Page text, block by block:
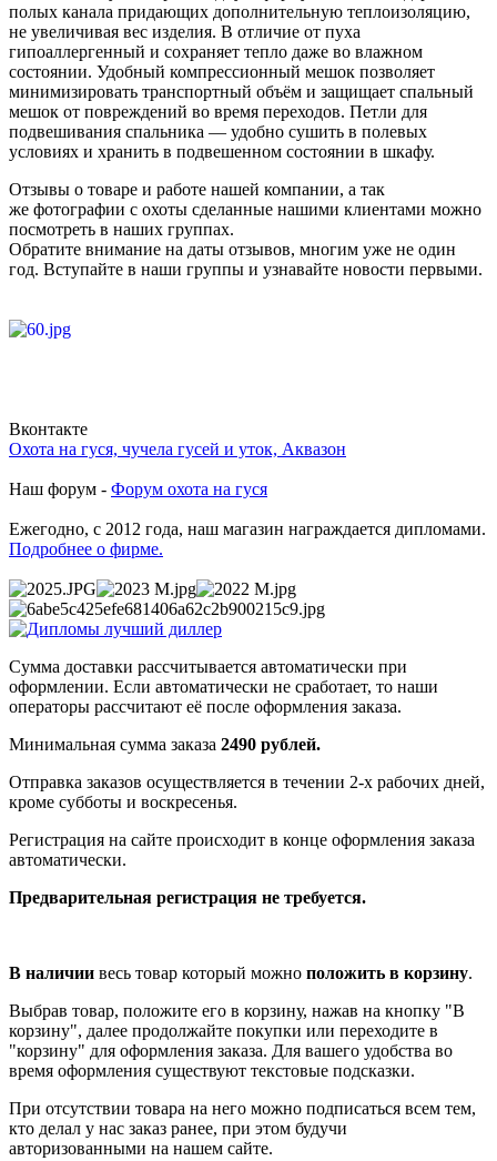
полых канала придающих дополнительную теплоизоляцию,
не увеличивая вес изделия. В отличие от пуха
гипоаллергенный и сохраняет тепло даже во влажном
состоянии. Удобный компрессионный мешок позволяет
минимизировать транспортный объём и защищает спальный
мешок от повреждений во время переходов. Петли для
подвешивания спальника — удобно сушить в полевых
условиях и хранить в подвешенном состоянии в шкафу.
Отзывы о товаре и работе нашей компании, а так
же фотографии с охоты сделанные нашими клиентами можно
посмотреть в наших группах.
Обратите внимание на даты отзывов, многим уже не один
год. Вступайте в наши группы и узнавайте новости первыми.
Вконтакте
Охота на гуся, чучела гусей и уток, Аквазон
Наш форум - Форум охота на гуся
Ежегодно, с 2012 года, наш магазин награждается дипломами.
Подробнее о фирме.
Сумма доставки рассчитывается автоматически при
оформлении. Если автоматически не сработает, то наши
операторы рассчитают её после оформления заказа.
Минимальная сумма заказа 2490 рублей.
Отправка заказов осуществляется в течении 2-х рабочих дней,
кроме субботы и воскресенья.
Регистрация на сайте происходит в конце оформления заказа
автоматически.
Предварительная регистрация не требуется.
В наличии весь товар который можно положить в корзину.
Выбрав товар, положите его в корзину, нажав на кнопку "В
корзину", далее продолжайте покупки или переходите в
"корзину" для оформления заказа. Для вашего удобства во
время оформления существуют текстовые подсказки.
При отсутствии товара на него можно подписаться всем тем,
кто делал у нас заказ ранее, при этом будучи
авторизованными на нашем сайте.